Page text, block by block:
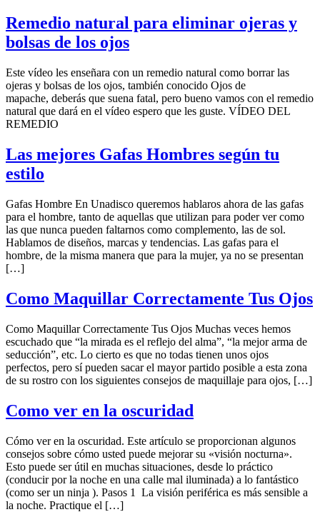
Remedio natural para eliminar ojeras y
bolsas de los ojos
Este vídeo les enseñara con un remedio natural como borrar las
ojeras y bolsas de los ojos, también conocido Ojos de
mapache, deberás que suena fatal, pero bueno vamos con el remedio
natural que dará en el vídeo espero que les guste. VÍDEO DEL
REMEDIO
Las mejores Gafas Hombres según tu
estilo
Gafas Hombre En Unadisco queremos hablaros ahora de las gafas
para el hombre, tanto de aquellas que utilizan para poder ver como
las que nunca pueden faltarnos como complemento, las de sol.
Hablamos de diseños, marcas y tendencias. Las gafas para el
hombre, de la misma manera que para la mujer, ya no se presentan
[…]
Como Maquillar Correctamente Tus Ojos
Como Maquillar Correctamente Tus Ojos Muchas veces hemos
escuchado que “la mirada es el reflejo del alma”, “la mejor arma de
seducción”, etc. Lo cierto es que no todas tienen unos ojos
perfectos, pero sí pueden sacar el mayor partido posible a esta zona
de su rostro con los siguientes consejos de maquillaje para ojos, […]
Como ver en la oscuridad
Cómo ver en la oscuridad. Este artículo se proporcionan algunos
consejos sobre cómo usted puede mejorar su «visión nocturna».
Esto puede ser útil en muchas situaciones, desde lo práctico
(conducir por la noche en una calle mal iluminada) a lo fantástico
(como ser un ninja ). Pasos 1 La visión periférica es más sensible a
la noche. Practique el […]